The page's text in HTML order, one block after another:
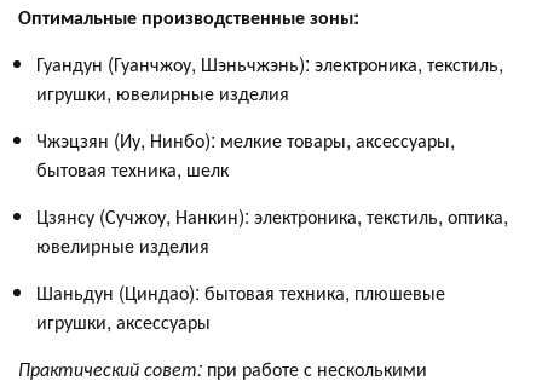
Оптимальные производственные зоны:
Гуандун (Гуанчжоу, Шэньчжэнь): электроника, текстиль,
игрушки, ювелирные изделия
Чжэцзян (Иу, Нинбо): мелкие товары, аксессуары,
бытовая техника, шелк
Цзянсу (Сучжоу, Нанкин): электроника, текстиль, оптика,
ювелирные изделия
Шаньдун (Циндао): бытовая техника, плюшевые
игрушки, аксессуары
Практический совет: при работе с несколькими